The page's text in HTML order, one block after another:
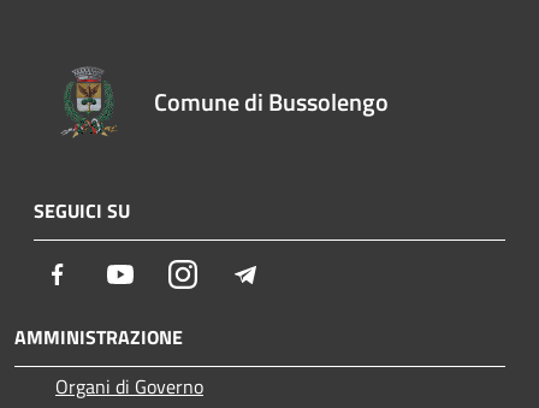
Comune di Bussolengo
SEGUICI SU
Facebook YoutubeInstagram
AMMINISTRAZIONE
Organi di Governo